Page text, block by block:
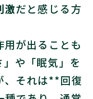
激だと感じる方
が出ることも
や「眠気」を
、それは**回復